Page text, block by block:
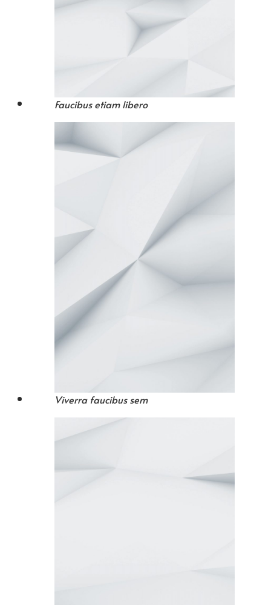
Faucibus etiam libero
Viverra faucibus sem